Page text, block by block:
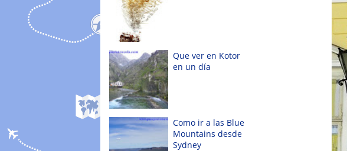
Que ver en Kotor
en un día
Como ir a las Blue
Mountains desde
Sydney